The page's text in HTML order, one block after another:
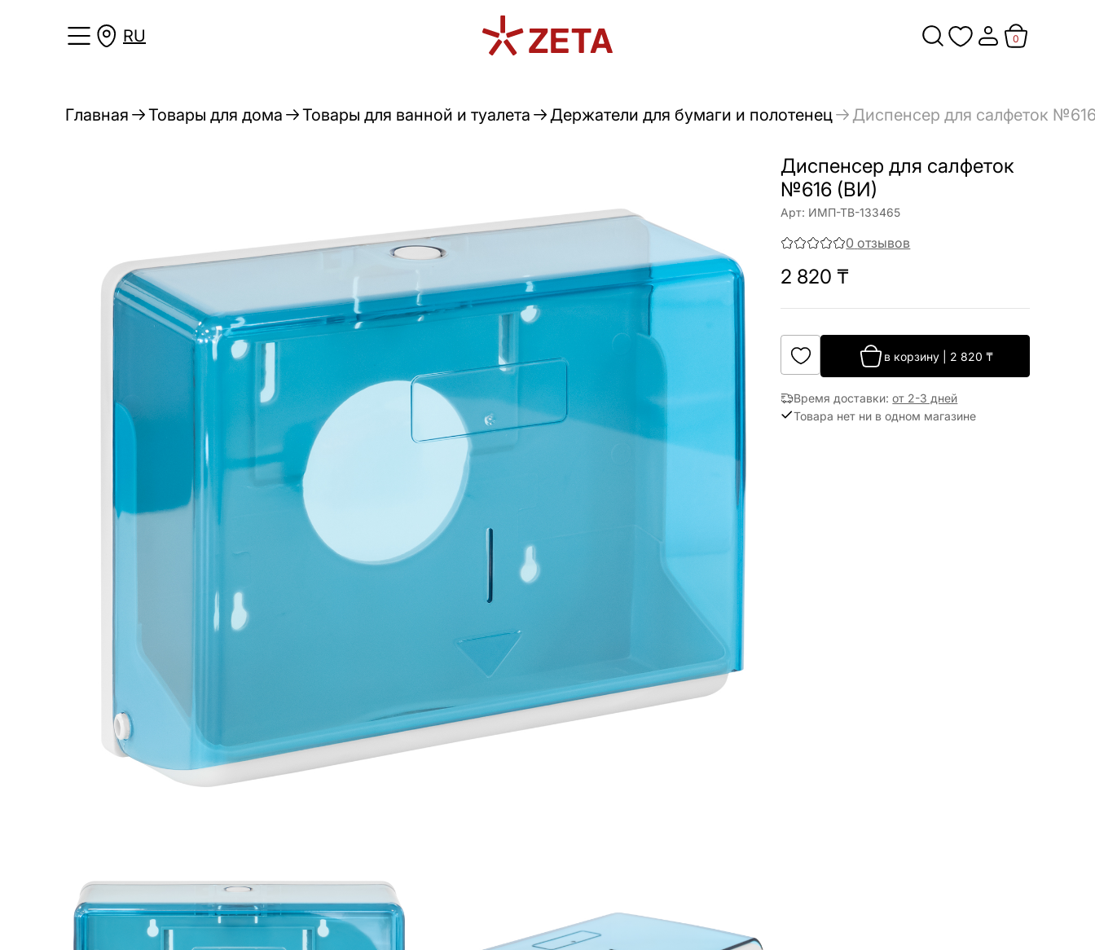
RU 0
Главная Товары для дома Товары для ванной и туалета Держатели для бумаги и полотенец Диспенсер для салфеток
Диспенсер для салфеток
№616 (ВИ)
Арт: ИМП-ТВ-133465
0 отзывов
2 820 ₸
в корзину| 2 820 ₸
Время доставки:от 2-3 дней
Товара нет ни в одном магазине